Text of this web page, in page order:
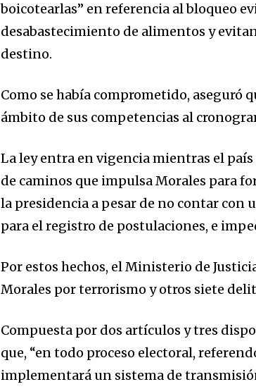
boicotearlas” en referencia al bloqueo
desabastecimiento de alimentos y
destino.
Como se había comprometido, aseguró
ámbito de sus competencias al
La ley entra en vigencia mientras el
de caminos que impulsa Morales para
la presidencia a pesar de no contar
para el registro de postulaciones, e
Por estos hechos, el Ministerio de
Morales por terrorismo y otros siete
Compuesta por dos artículos y tres
que, “en todo proceso electoral,
implementará un sistema de